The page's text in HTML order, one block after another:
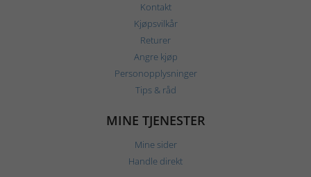
Kontakt
Kjøpsvilkår
Returer
Angre kjøp
Personopplysninger
Tips & råd
MINE TJENESTER
Mine sider
Handle direkt